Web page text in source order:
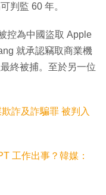
判監 60 年。
控為中國盜取 Apple
就承認竊取商業機
終被捕。至於另一位
詐及詐騙罪 被判入
工作出事？韓媒：